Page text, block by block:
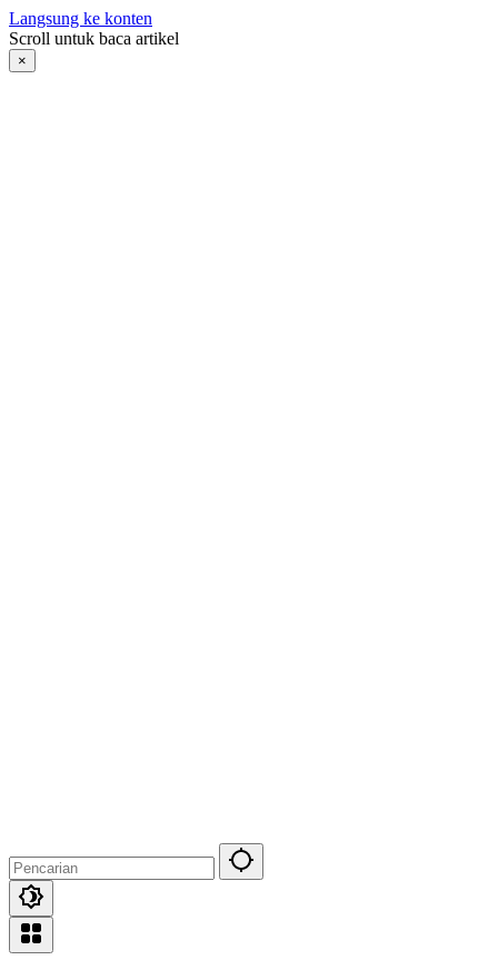
Langsung ke konten
Scroll untuk baca artikel
×